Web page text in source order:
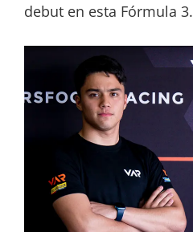
debut en esta Fórmula 3.